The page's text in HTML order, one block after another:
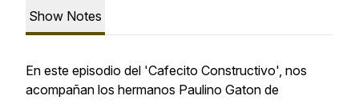
Show Notes
En este episodio del 'Cafecito Constructivo', nos
acompañan los hermanos Paulino Gaton de